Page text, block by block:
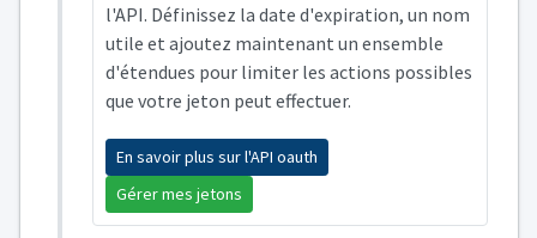
l'API. Définissez la date d'expiration, un nom
utile et ajoutez maintenant un ensemble
d'étendues pour limiter les actions possibles
que votre jeton peut effectuer.
En savoir plus sur l'API oauth
Gérer mes jetons